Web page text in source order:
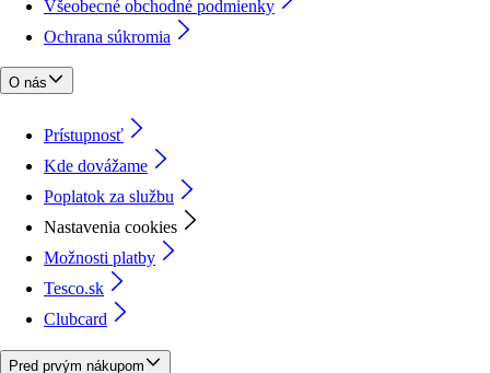
Všeobecné obchodné podmienky
Ochrana súkromia
O nás
Prístupnosť
Kde dovážame
Poplatok za službu
Nastavenia cookies
Možnosti platby
Tesco.sk
Clubcard
Pred prvým nákupom